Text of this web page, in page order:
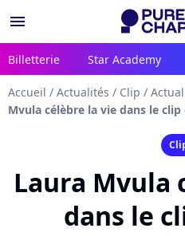
menu
Billetterie Star Academy
Accueil / Actualités / Clip /
Mvula célèbre la vie dans le
Laura Mvula
dans le